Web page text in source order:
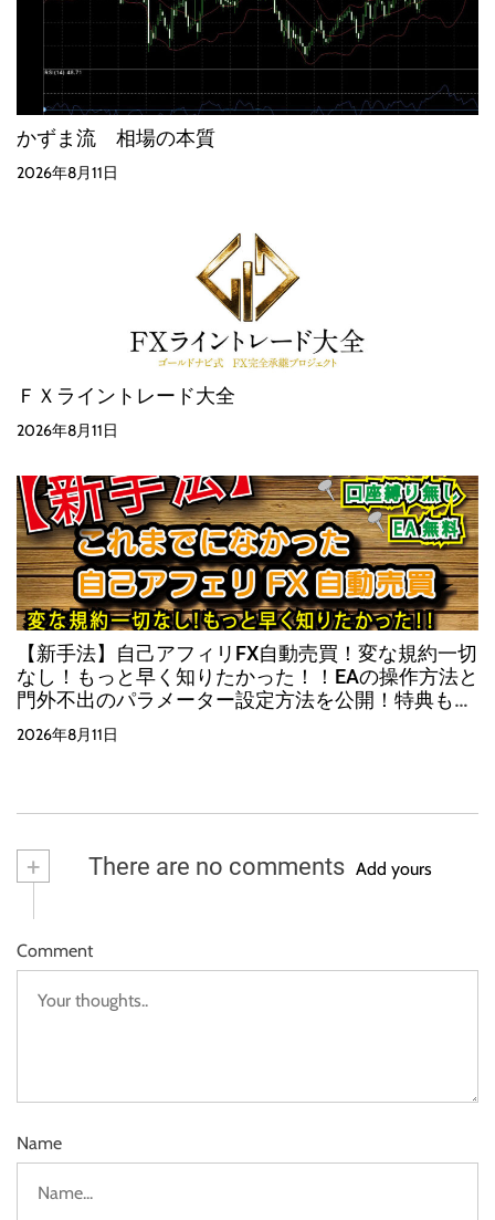
かずま流 相場の本質
2026年8月11日
ＦＸライントレード大全
2026年8月11日
【新手法】自己アフィリFX自動売買！変な規約一切
なし！もっと早く知りたかった！！EAの操作方法と
門外不出のパラメーター設定方法を公開！特典も有
り！！
2026年8月11日
+ There are no comments Add yours
Comment
Name